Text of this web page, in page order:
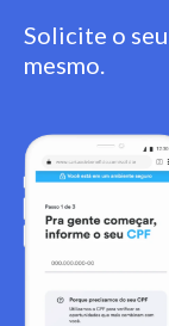
Solicite o
mesmo.